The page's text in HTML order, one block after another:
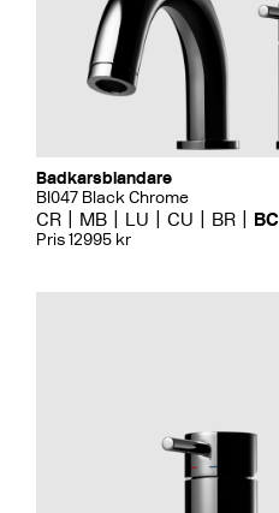
Badkarsblandare
BI047 Black Chrome
CR MB LU CU BR BC
Pris 12995 kr